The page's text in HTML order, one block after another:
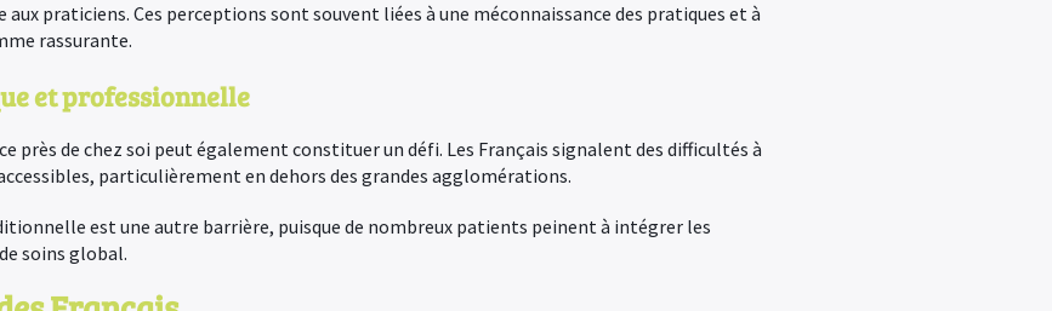
aux praticiens. Ces perceptions sont souvent liées à une méconnaissance des pratiques et à
rassurante.
et professionnelle
près de chez soi peut également constituer un défi. Les Français signalent des difficultés à
particulièrement en dehors des grandes agglomérations.
est une autre barrière, puisque de nombreux patients peinent à intégrer les
soins global.